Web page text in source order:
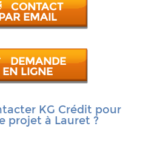
CONTACT
EMAIL
DEMANDE
EN LIGNE
KG Crédit pour
projet à Lauret ?